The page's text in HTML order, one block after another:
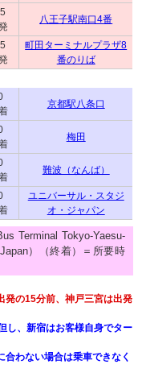
八王子駅南口4番
町田ターミナルプラザ8
番のりば
京都駅八条口
梅田
難波（なんば）
ユニバーサル・スタジ
オ・ジャパン
Terminal Tokyo-Yaesu-
）（終着）＝所要時
発の15分前、神戸三宮は出発
し、新宿はお客様自身でター
わない場合は乗車できなく